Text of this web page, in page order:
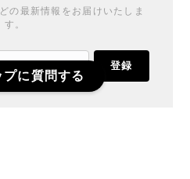
の最新情報をお届けいたしま
す。
登録
プに質問する